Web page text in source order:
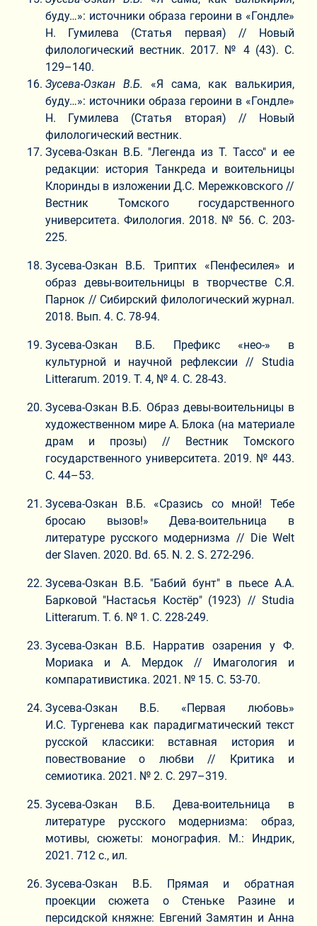
буду…»: источники образа героини в «Гондле»
Н. Гумилева (Статья первая) // Новый
филологический вестник. 2017. № 4 (43). С.
129–140.
Зусева-Озкан В.Б. «Я сама, как валькирия,
буду…»: источники образа героини в «Гондле»
Н. Гумилева (Статья вторая) // Новый
филологический вестник.
Зусева-Озкан В.Б. "Легенда из Т. Тассо" и ее
редакции: история Танкреда и воительницы
Клоринды в изложении Д.С. Мережковского //
Вестник Томского государственного
университета. Филология. 2018. № 56. С. 203-
225.
Зусева-Озкан В.Б. Триптих «Пенфесилея» и
образ девы-воительницы в творчестве С.Я.
Парнок // Сибирский филологический журнал.
2018. Вып. 4. С. 78-94.
Зусева-Озкан В.Б. Префикс «нео-» в
культурной и научной рефлексии // Studia
Litterarum. 2019. Т. 4, № 4. С. 28-43.
Зусева-Озкан В.Б. Образ девы-воительницы в
художественном мире А. Блока (на материале
драм и прозы) // Вестник Томского
государственного университета. 2019. № 443.
С. 44–53.
Зусева-Озкан В.Б. «Сразись со мной! Тебе
бросаю вызов!» Дева-воительница в
литературе русского модернизма // Die Welt
der Slaven. 2020. Bd. 65. N. 2. S. 272-296.
Зусева-Озкан В.Б. "Бабий бунт" в пьесе А.А.
Барковой "Настасья Костёр" (1923) // Studia
Litterarum. Т. 6. № 1. С. 228-249.
Зусева-Озкан В.Б. Нарратив озарения у Ф.
Мориака и А. Мердок // Имагология и
компаративистика. 2021. № 15. С. 53-70.
Зусева-Озкан В.Б. «Первая любовь»
И.С. Тургенева как парадигматический текст
русской классики: вставная история и
повествование о любви // Критика и
семиотика. 2021. № 2. С. 297–319.
Зусева-Озкан В.Б. Дева-воительница в
литературе русского модернизма: образ,
мотивы, сюжеты: монография. М.: Индрик,
2021. 712 с., ил.
Зусева-Озкан В.Б. Прямая и обратная
проекции сюжета о Стеньке Разине и
персидской княжне: Евгений Замятин и Анна